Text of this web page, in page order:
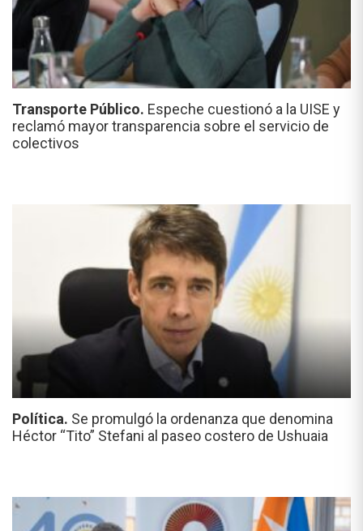
Transporte Público. Espeche cuestionó a la UISE y
reclamó mayor transparencia sobre el servicio de
colectivos
Política. Se promulgó la ordenanza que denomina
Héctor “Tito” Stefani al paseo costero de Ushuaia